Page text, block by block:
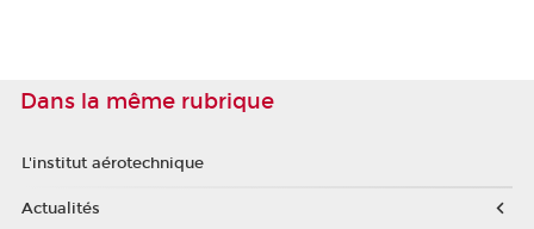
Dans la même rubrique
L'institut aérotechnique
Actualités